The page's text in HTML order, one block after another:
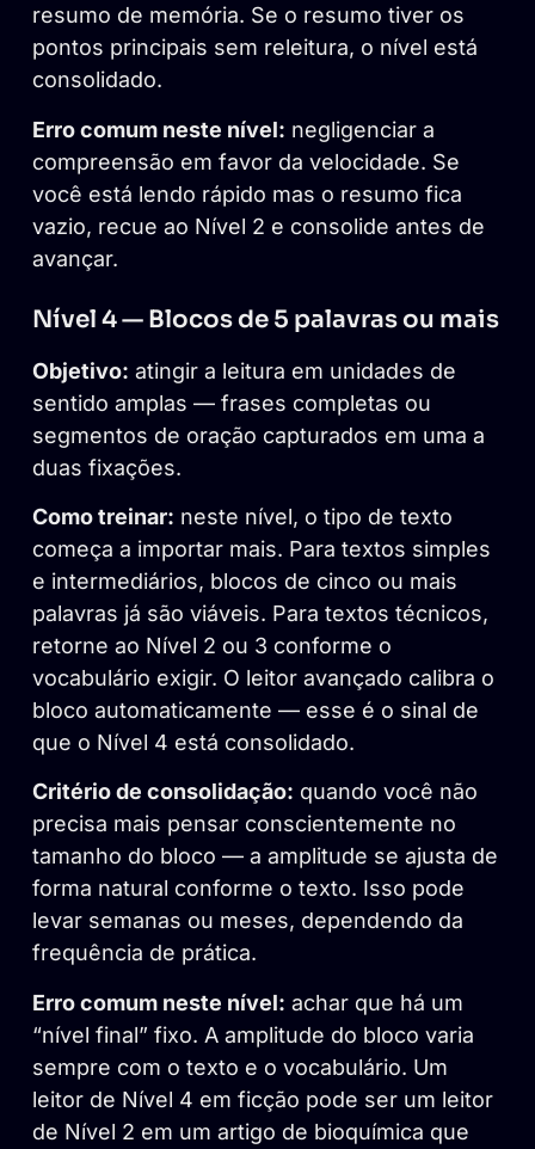
resumo de memória. Se o resumo tiver os
pontos principais sem releitura, o nível está
consolidado.
Erro comum neste nível: negligenciar a
compreensão em favor da velocidade. Se
você está lendo rápido mas o resumo fica
vazio, recue ao Nível 2 e consolide antes de
avançar.
Nível 4 — Blocos de 5 palavras ou mais
Objetivo: atingir a leitura em unidades de
sentido amplas — frases completas ou
segmentos de oração capturados em uma a
duas fixações.
Como treinar: neste nível, o tipo de texto
começa a importar mais. Para textos simples
e intermediários, blocos de cinco ou mais
palavras já são viáveis. Para textos técnicos,
retorne ao Nível 2 ou 3 conforme o
vocabulário exigir. O leitor avançado calibra o
bloco automaticamente — esse é o sinal de
que o Nível 4 está consolidado.
Critério de consolidação: quando você não
precisa mais pensar conscientemente no
tamanho do bloco — a amplitude se ajusta de
forma natural conforme o texto. Isso pode
levar semanas ou meses, dependendo da
frequência de prática.
Erro comum neste nível: achar que há um
“nível final” fixo. A amplitude do bloco varia
sempre com o texto e o vocabulário. Um
leitor de Nível 4 em ficção pode ser um leitor
de Nível 2 em um artigo de bioquímica que